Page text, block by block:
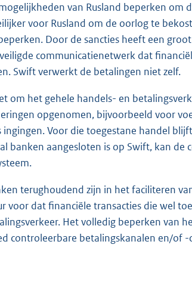
van Rusland beperken om
voor Rusland om de oorlog te
Door de sancties heeft een
communicatienetwerk dat
Swift verwerkt de betalingen niet zelf.
om het gehele handels- en
opgenomen, bijvoorbeeld voor
Voor die toegestane handel
banken aangesloten is op Swift, kan de
terughoudend zijn in het faciliteren
voor dat financiële transacties die wel
Het volledig beperken van
controleerbare betalingskanalen en/of